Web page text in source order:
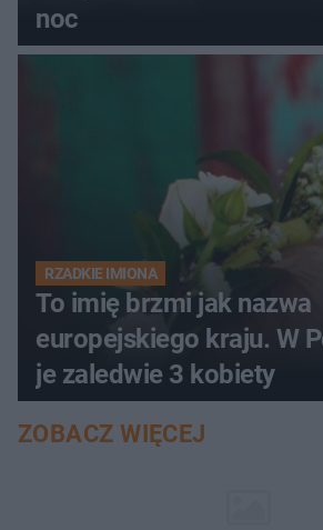
noc
RZADKIE IMIONA
To imię brzmi jak nazwa
europejskiego kraju. W
je zaledwie 3 kobiety
ZOBACZ WIĘCEJ